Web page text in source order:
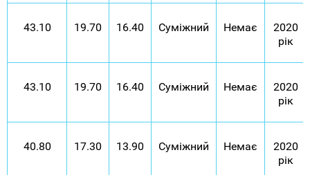
43.10 19.70 16.40 Суміжний Немає
2020
рік
43.10 19.70 16.40 Суміжний Немає
2020
рік
40.80 17.30 13.90 Суміжний Немає
2020
рік